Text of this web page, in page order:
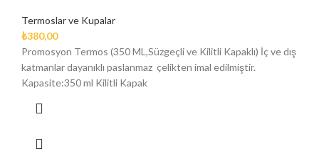
Termoslar ve Kupalar
₺380,00
Promosyon Termos (350 ML,Süzgeçli ve Kilitli Kapaklı) İç ve dış
katmanlar dayanıklı paslanmaz çelikten imal edilmiştir.
Kapasite:350 ml Kilitli Kapak